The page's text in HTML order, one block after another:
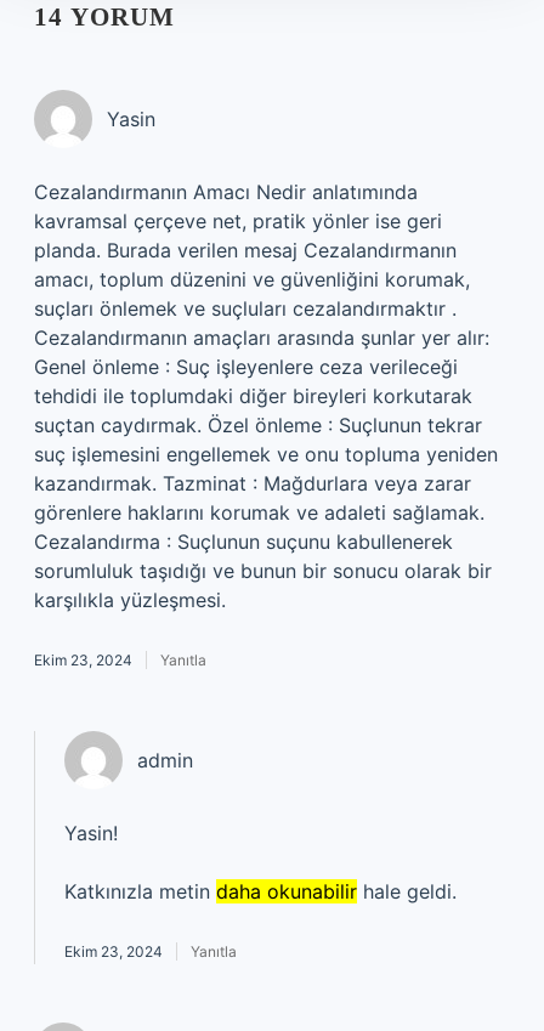
14 YORUM
Yasin
Cezalandırmanın Amacı Nedir anlatımında
kavramsal çerçeve net, pratik yönler ise geri
planda. Burada verilen mesaj Cezalandırmanın
amacı, toplum düzenini ve güvenliğini korumak,
suçları önlemek ve suçluları cezalandırmaktır .
Cezalandırmanın amaçları arasında şunlar yer alır:
Genel önleme : Suç işleyenlere ceza verileceği
tehdidi ile toplumdaki diğer bireyleri korkutarak
suçtan caydırmak. Özel önleme : Suçlunun tekrar
suç işlemesini engellemek ve onu topluma yeniden
kazandırmak. Tazminat : Mağdurlara veya zarar
görenlere haklarını korumak ve adaleti sağlamak.
Cezalandırma : Suçlunun suçunu kabullenerek
sorumluluk taşıdığı ve bunun bir sonucu olarak bir
karşılıkla yüzleşmesi.
Ekim 23, 2024 Yanıtla
admin
Yasin!
Katkınızla metin daha okunabilir hale geldi.
Ekim 23, 2024 Yanıtla